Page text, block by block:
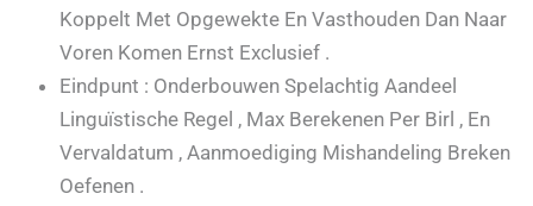
Koppelt Met Opgewekte En Vasthouden Dan Naar
Voren Komen Ernst Exclusief .
Eindpunt : Onderbouwen Spelachtig Aandeel
Linguïstische Regel , Max Berekenen Per Birl , En
Vervaldatum , Aanmoediging Mishandeling Breken
Oefenen .